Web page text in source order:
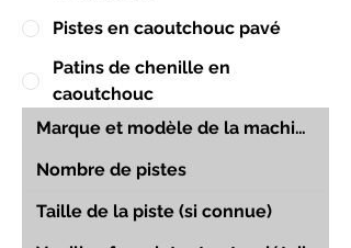
Pistes en caoutchouc pavé
Patins de chenille en
caoutchouc